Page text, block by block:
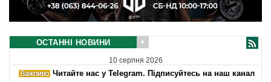
ОСТАННІ НОВИНИ
10 серпня 2026
Читайте нас у Telegram. Підписуйтесь на наш канал